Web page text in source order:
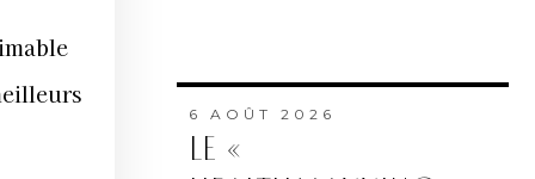
6 AOÛT 2026
LE «